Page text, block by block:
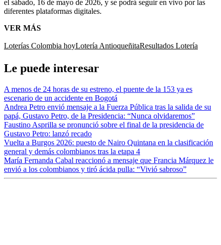
el sábado, 16 de mayo de 2026, y se podrá seguir en vivo por las
diferentes plataformas digitales.
VER MÁS
Loterías Colombia hoyLotería AntioqueñitaResultados Lotería
Le puede interesar
A menos de 24 horas de su estreno, el puente de la 153 ya es
escenario de un accidente en Bogotá
Andrea Petro envió mensaje a la Fuerza Pública tras la salida de su
papá, Gustavo Petro, de la Presidencia: “Nunca olvidaremos”
Faustino Asprilla se pronunció sobre el final de la presidencia de
Gustavo Petro: lanzó recado
Vuelta a Burgos 2026: puesto de Nairo Quintana en la clasificación
general y demás colombianos tras la etapa 4
María Fernanda Cabal reaccionó a mensaje que Francia Márquez le
envió a los colombianos y tiró ácida pulla: “Vivió sabroso”